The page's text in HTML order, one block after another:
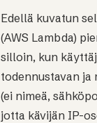
Edellä kuvatun
(AWS Lambda)
silloin, kun
todennustavan
(ei nimeä,
jotta kävijän IP-